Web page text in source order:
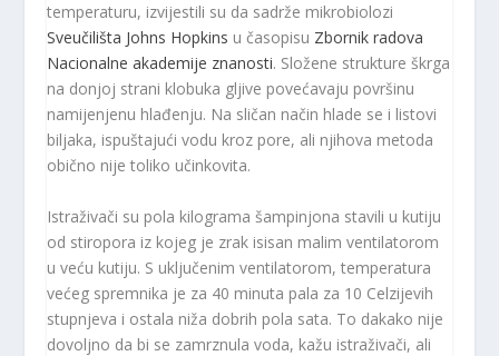
temperaturu, izvijestili su da sadrže mikrobiolozi
Sveučilišta Johns Hopkins u časopisu Zbornik radova
Nacionalne akademije znanosti. Složene strukture škrga
na donjoj strani klobuka gljive povećavaju površinu
namijenjenu hlađenju. Na sličan način hlade se i listovi
biljaka, ispuštajući vodu kroz pore, ali njihova metoda
obično nije toliko učinkovita.
Istraživači su pola kilograma šampinjona stavili u kutiju
od stiropora iz kojeg je zrak isisan malim ventilatorom
u veću kutiju. S uključenim ventilatorom, temperatura
većeg spremnika je za 40 minuta pala za 10 Celzijevih
stupnjeva i ostala niža dobrih pola sata. To dakako nije
dovoljno da bi se zamrznula voda, kažu istraživači, ali